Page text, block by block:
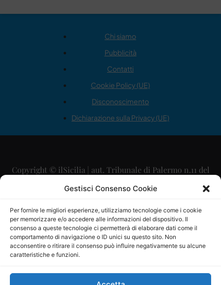
Gestisci Consenso Cookie
Per fornire le migliori esperienze, utilizziamo tecnologie come i cookie
per memorizzare e/o accedere alle informazioni del dispositivo. Il
consenso a queste tecnologie ci permetterà di elaborare dati come il
comportamento di navigazione o ID unici su questo sito. Non
acconsentire o ritirare il consenso può influire negativamente su alcune
caratteristiche e funzioni.
Chi siamo
Pubblicità
Contatti
Cookie Policy (UE)
Disconoscimento
Dichiarazione sulla Privacy (UE)
Copyright © ilSicilia | aut. Tribunale di Palermo n.11 del
29/09/2015
Direttore Editoriale: Maurizio Scaglione
Direttore Responsabile: Maria Calabrese
P.IVA: 06334930820